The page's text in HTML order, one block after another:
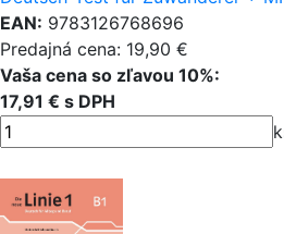
EAN: 9783126768696
Predajná cena: 19,90 €
Vaša cena so zľavou 10%:
17,91 € s DPH